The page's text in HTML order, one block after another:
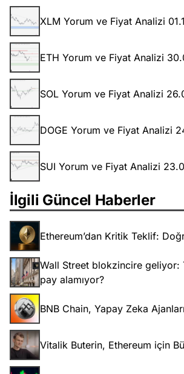
XLM Yorum ve Fiyat Analizi
ETH Yorum ve Fiyat Analizi
SOL Yorum ve Fiyat Analizi
DOGE Yorum ve Fiyat Analizi
SUI Yorum ve Fiyat Analizi
İlgili Güncel Haberler
Ethereum’dan Kritik Teklif:
Wall Street blokzincire geliyor:
pay alamıyor?
BNB Chain, Yapay Zeka
Vitalik Buterin, Ethereum için